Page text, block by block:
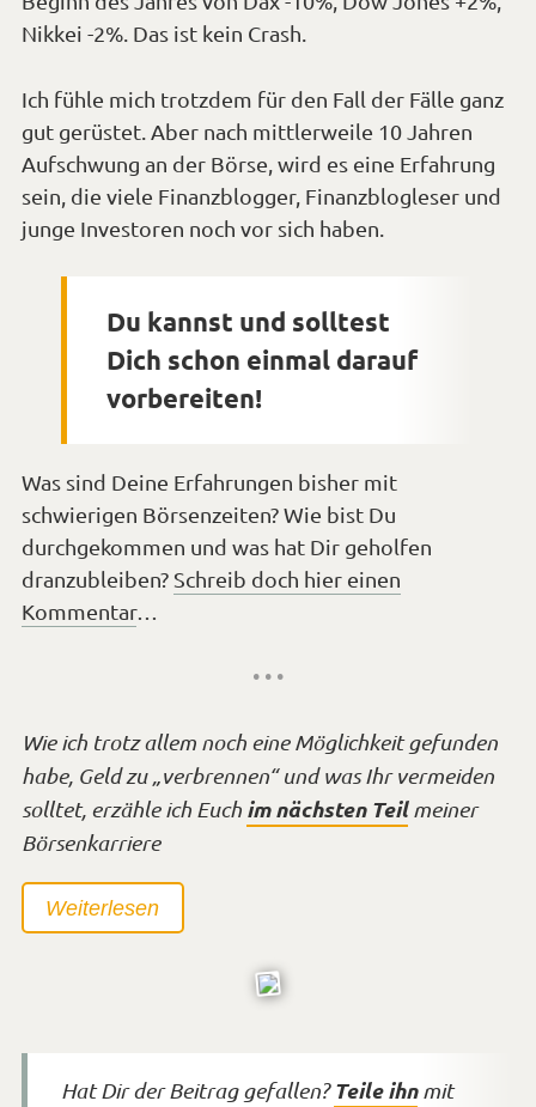
Nikkei -2%. Das ist kein Crash.
Ich fühle mich trotzdem für den Fall der Fälle ganz
gut gerüstet. Aber nach mittlerweile 10 Jahren
Aufschwung an der Börse, wird es eine Erfahrung
sein, die viele Finanzblogger, Finanzblogleser und
junge Investoren noch vor sich haben.
Du kannst und solltest
Dich schon einmal darauf
vorbereiten!
Was sind Deine Erfahrungen bisher mit
schwierigen Börsenzeiten? Wie bist Du
durchgekommen und was hat Dir geholfen
dranzubleiben? Schreib doch hier einen
Kommentar…
• • •
Wie ich trotz allem noch eine Möglichkeit gefunden
habe, Geld zu „verbrennen“ und was Ihr vermeiden
solltet, erzähle ich Euch im nächsten Teilmeiner
Börsenkarriere
Weiterlesen
Hat Dir der Beitrag gefallen?Teile ihnmit